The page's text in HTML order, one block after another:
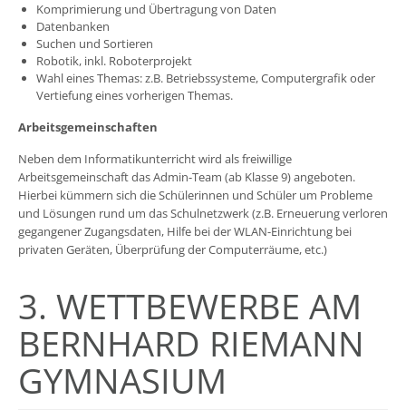
Komprimierung und Übertragung von Daten
Datenbanken
Suchen und Sortieren
Robotik, inkl. Roboterprojekt
Wahl eines Themas: z.B. Betriebssysteme, Computergrafik oder
Vertiefung eines vorherigen Themas.
Arbeitsgemeinschaften
Neben dem Informatikunterricht wird als freiwillige
Arbeitsgemeinschaft das Admin-Team (ab Klasse 9) angeboten.
Hierbei kümmern sich die Schülerinnen und Schüler um Probleme
und Lösungen rund um das Schulnetzwerk (z.B. Erneuerung verloren
gegangener Zugangsdaten, Hilfe bei der WLAN-Einrichtung bei
privaten Geräten, Überprüfung der Computerräume, etc.)
3. WETTBEWERBE AM
BERNHARD RIEMANN
GYMNASIUM